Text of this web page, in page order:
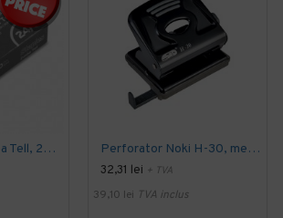
Capse Noki, Zimba Tell, 24/6, 10 cutii x 1000 bucati/cutie Perforator Noki H-30, metalic, 30 coli, negru
32,31 lei + TVA
39,10 lei TVA inclus